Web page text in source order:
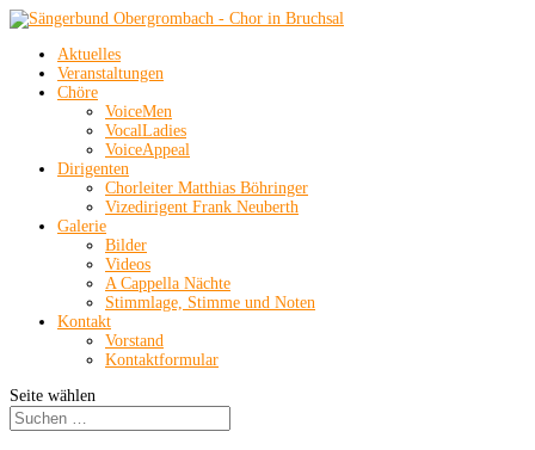
Aktuelles
Veranstaltungen
Chöre
VoiceMen
VocalLadies
VoiceAppeal
Dirigenten
Chorleiter Matthias Böhringer
Vizedirigent Frank Neuberth
Galerie
Bilder
Videos
A Cappella Nächte
Stimmlage, Stimme und Noten
Kontakt
Vorstand
Kontaktformular
Seite wählen